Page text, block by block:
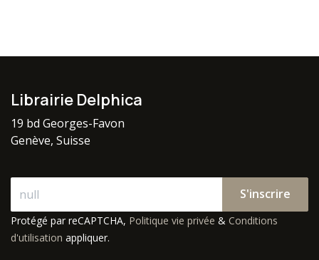
Librairie Delphica
19 bd Georges-Favon
Genève, Suisse
S'inscrire
Protégé par reCAPTCHA, Politique vie privée & Conditions
d'utilisation appliquer.